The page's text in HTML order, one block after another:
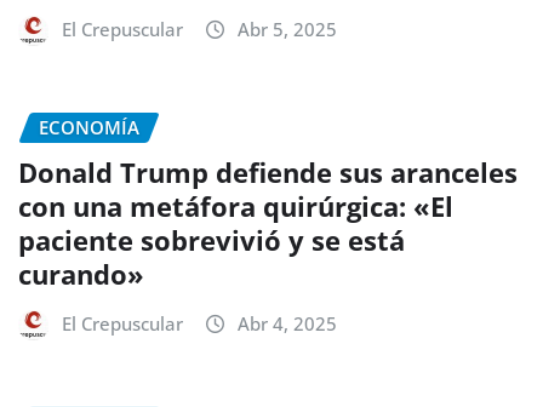
El Crepuscular Abr 5, 2025
ECONOMÍA
Donald Trump defiende sus aranceles
con una metáfora quirúrgica: «El
paciente sobrevivió y se está
curando»
El Crepuscular Abr 4, 2025